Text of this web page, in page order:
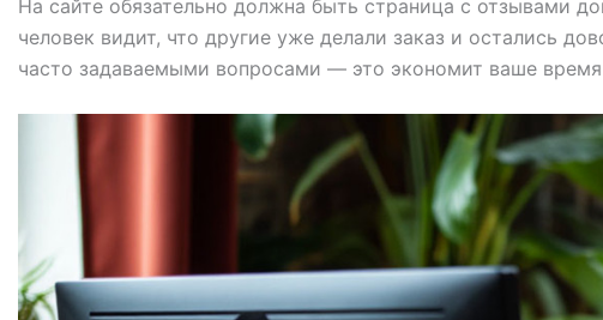
На сайте обязательно должна быть страница с отзывами
человек видит, что другие уже делали заказ и остались
часто задаваемыми вопросами — это экономит ваше